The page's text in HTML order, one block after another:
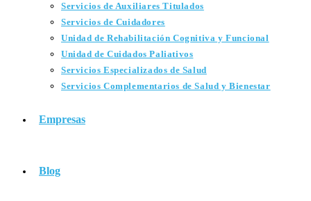
Servicios de Auxiliares Titulados
Servicios de Cuidadores
Unidad de Rehabilitación Cognitiva y Funcional
Unidad de Cuidados Paliativos
Servicios Especializados de Salud
Servicios Complementarios de Salud y Bienestar
Empresas
Blog